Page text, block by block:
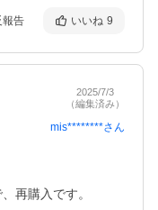
報告 いいね 9
2025/7/3
（編集済み）
mis********さん
再購入です。